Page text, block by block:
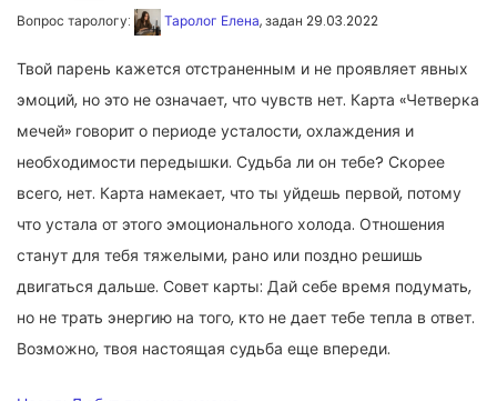
Вопрос тарологу: Таролог Елена, задан 29.03.2022
Твой парень кажется отстраненным и не проявляет явных
эмоций, но это не означает, что чувств нет. Карта «Четверка
мечей» говорит о периоде усталости, охлаждения и
необходимости передышки. Судьба ли он тебе? Скорее
всего, нет. Карта намекает, что ты уйдешь первой, потому
что устала от этого эмоционального холода. Отношения
станут для тебя тяжелыми, рано или поздно решишь
двигаться дальше. Совет карты: Дай себе время подумать,
но не трать энергию на того, кто не дает тебе тепла в ответ.
Возможно, твоя настоящая судьба еще впереди.